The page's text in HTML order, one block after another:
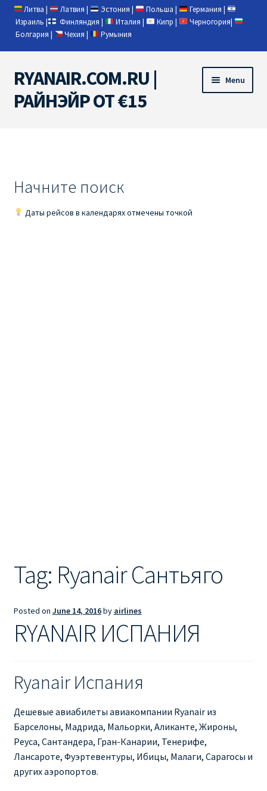
Литва | Латвия | Эстония | Польша | Германия |
Израиль | Финляндия | Италия | Кипр | Черногория|
Болгария | Чехия | Румыния
Skip
to
navigation
Skip
to
content
RYANAIR.COM.RU |
РАЙНЭЙР ОТ €15
Menu
RYANAIR PL ОТ € 9
RYANAIR ИЗ РИГИ
RYANAIR ИЗ ТАЛЛИНА
БРНО
Ryanair изменение имени
Ryanair изменения
Начните поиск
Даты рейсов в календарях отмечены точкой
Tag: Ryanair Сантьяго
Posted on June 14, 2016by airlines
RYANAIR ИСПАНИЯ
Ryanair Испания
Дешевые авиабилеты авиакомпании Ryanair из
Барселоны, Мадрида, Мальорки, Аликанте, Жироны,
Реуса, Сантандера, Гран-Канарии, Тенерифе,
Лансароте, Фуэртевентуры, Ибицы, Малаги, Сарагосы и
других аэропортов.